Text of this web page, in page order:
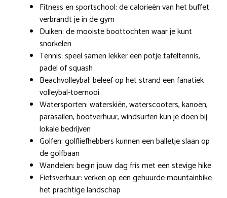
Fitness en sportschool: de calorieën van het buffet
verbrandt je in de gym
Duiken: de mooiste boottochten waar je kunt
snorkelen
Tennis: speel samen lekker een potje tafeltennis,
padel of squash
Beachvolleybal: beleef op het strand een fanatiek
volleybal-toernooi
Watersporten: waterskiën, waterscooters, kanoën,
parasailen, bootverhuur, windsurfen kun je doen bij
lokale bedrijven
Golfen: golfliefhebbers kunnen een balletje slaan op
de golfbaan
Wandelen: begin jouw dag fris met een stevige hike
Fietsverhuur: verken op een gehuurde mountainbike
het prachtige landschap